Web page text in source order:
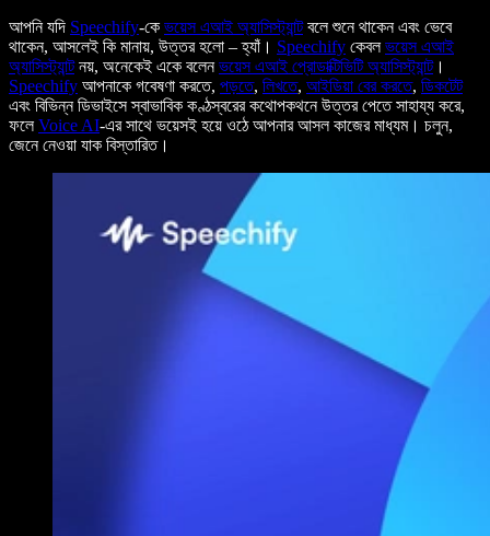
আপনি যদি Speechify-কে ভয়েস এআই অ্যাসিস্ট্যান্টবলে শুনে থাকেন এবং ভেবে
থাকেন, আসলেই কি মানায়, উত্তর হলো – হ্যাঁ। Speechify কেবলভয়েস এআই
অ্যাসিস্ট্যান্টনয়, অনেকেই একে বলেনভয়েস এআই প্রোডাক্টিভিটি অ্যাসিস্ট্যান্ট।
Speechify আপনাকে গবেষণা করতে, পড়তে, লিখতে, আইডিয়া বের করতে, ডিকটেট
এবং বিভিন্ন ডিভাইসে স্বাভাবিক কণ্ঠস্বরের কথোপকথনে উত্তর পেতে সাহায্য করে,
ফলেVoice AI-এর সাথে ভয়েসই হয়ে ওঠে আপনার আসল কাজের মাধ্যম। চলুন,
জেনে নেওয়া যাক বিস্তারিত।